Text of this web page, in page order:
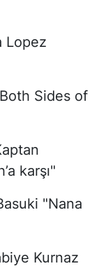
Lopez
Sides of
karşı"
"Nana
Kurnaz